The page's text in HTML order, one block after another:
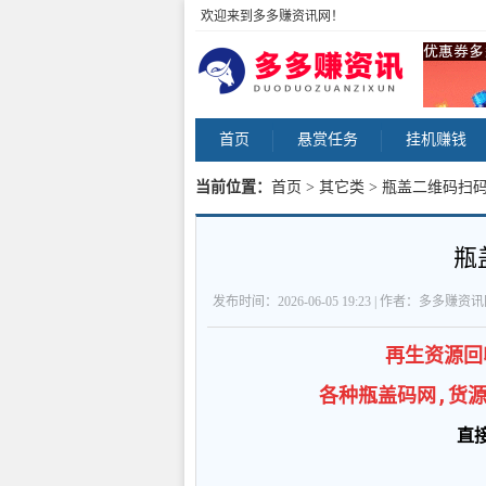
欢迎来到多多赚资讯网！
首页 悬赏任务 挂机赚钱
当前位置： 首页 > 其它类 > 瓶盖二维码扫
瓶
发布时间：2026-06-05 19:23 | 作者：多多赚资
再生资源
各种瓶盖码网,货
直